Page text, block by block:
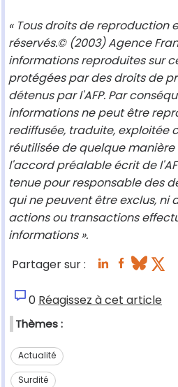
« Tous droits de reproduction
réservés.© (2003) Agence
informations reproduites sur
protégées par des droits de
détenus par l'AFP. Par
informations ne peut être
rediffusée, traduite, exploitée
réutilisée de quelque manière
l'accord préalable écrit de
tenue pour responsable des
qui ne peuvent être exclus, ni
actions ou transactions
informations ».
Partager sur :
0 Réagissez à cet article
Thèmes :
Actualité
Surdité